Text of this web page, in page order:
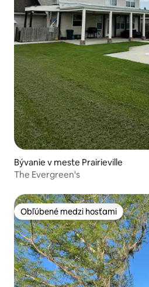
Bývanie v meste Prairieville
The Evergreen's
Obľúbené medzi hosťami
Obľúbené medzi hosťami